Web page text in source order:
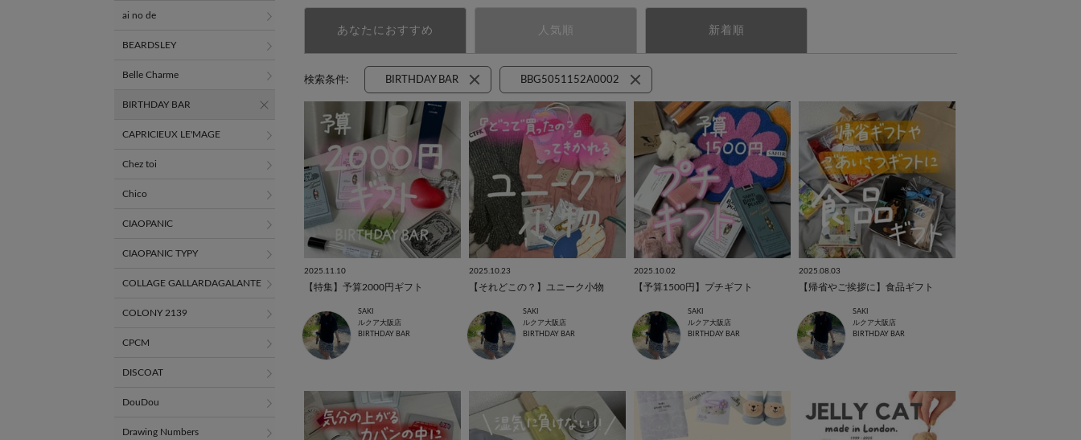
あなたにおすすめ 人気順 新着順
検索条件: BIRTHDAY BAR BBG5051152A0002
2025.11.10
【特集】予算2000円ギフト
SAKI
ルクア大阪店
BIRTHDAY BAR
2025.10.23
【それどこの？】ユニーク小物
SAKI
ルクア大阪店
BIRTHDAY BAR
2025.10.02
【予算1500円】プチギフト
SAKI
ルクア大阪店
BIRTHDAY BAR
2025.08.03
【帰省やご挨拶に】食品ギフト
SAKI
ルクア大阪店
BIRTHDAY BAR
ai no de
BEARDSLEY
Belle Charme
BIRTHDAY BAR
CAPRICIEUX LE'MAGE
Chez toi
Chico
CIAOPANIC
CIAOPANIC TYPY
COLLAGE GALLARDAGALANTE
COLONY 2139
CPCM
DISCOAT
DouDou
Drawing Numbers